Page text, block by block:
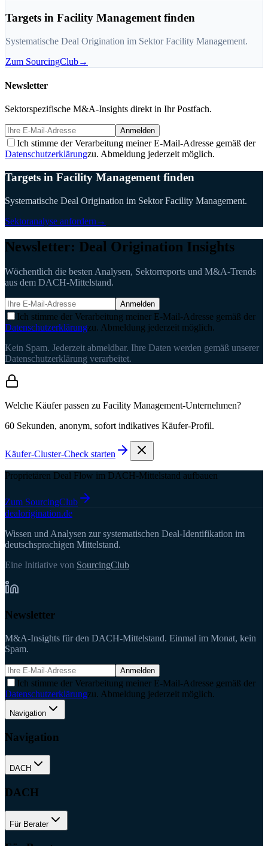
Targets in Facility Management finden
Systematische Deal Origination im Sektor Facility Management.
Zum SourcingClub→
Newsletter
Sektorspezifische M&A-Insights direkt in Ihr Postfach.
Anmelden
Ich stimme der Verarbeitung meiner E-Mail-Adresse gemäß der
Datenschutzerklärungzu. Abmeldung jederzeit möglich.
Targets in Facility Management finden
Systematische Deal Origination im Sektor Facility Management.
Sektoranalyse anfordern →
Newsletter: Deal Origination Insights
Wöchentlich die besten Analysen, Sektorreports und M&A-Trends
aus dem DACH-Mittelstand.
Anmelden
Ich stimme der Verarbeitung meiner E-Mail-Adresse gemäß der
Datenschutzerklärungzu. Abmeldung jederzeit möglich.
Kein Spam. Jederzeit abmeldbar. Ihre Daten werden gemäß unserer
Datenschutzerklärung verarbeitet.
Welche Käufer passen zu Facility Management-Unternehmen?
60 Sekunden, anonym, sofort indikatives Käufer-Profil.
Käufer-Cluster-Check starten
Proprietären Deal Flow im DACH-Mittelstand aufbauen
Zum SourcingClub
dealorigination.de
Wissen und Analysen zur systematischen Deal-Identifikation im
deutschsprachigen Mittelstand.
Eine Initiative von SourcingClub
Newsletter
M&A-Insights für den DACH-Mittelstand. Einmal im Monat, kein
Spam.
Anmelden
Ich stimme der Verarbeitung meiner E-Mail-Adresse gemäß der
Datenschutzerklärungzu. Abmeldung jederzeit möglich.
Navigation
Navigation
DACH
DACH
Für Berater